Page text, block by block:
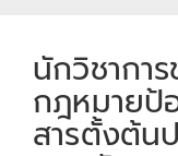
นักวิชากา
กฎหมายป้
สารตั้งต้